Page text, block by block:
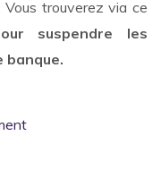
trouverez via ce
suspendre les
banque.